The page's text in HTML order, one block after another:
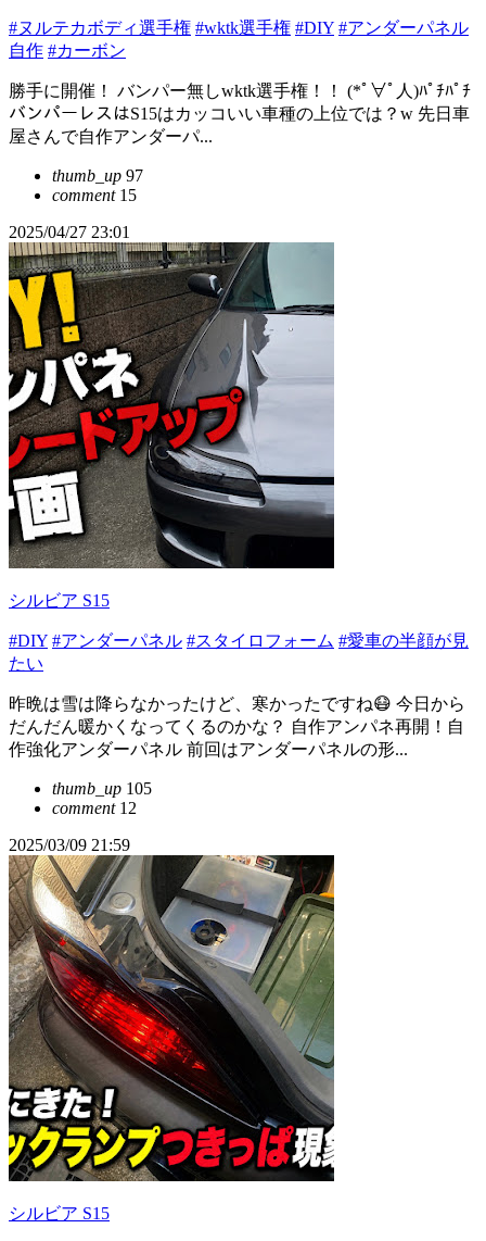
#ヌルテカボディ選手権 #wktk選手権 #DIY #アンダーパネル
自作 #カーボン
勝手に開催！ バンパー無しwktk選手権！！ (*ﾟ∀ﾟ人)ﾊﾟﾁﾊﾟﾁ
バンパーレスはS15はカッコいい車種の上位では？w 先日車
屋さんで自作アンダーパ...
thumb_up 97
comment15
2025/04/27 23:01
シルビア S15
#DIY #アンダーパネル #スタイロフォーム #愛車の半顔が見
たい
昨晩は雪は降らなかったけど、寒かったですね😷 今日から
だんだん暖かくなってくるのかな？ 自作アンパネ再開！自
作強化アンダーパネル 前回はアンダーパネルの形...
thumb_up 105
comment12
2025/03/09 21:59
シルビア S15